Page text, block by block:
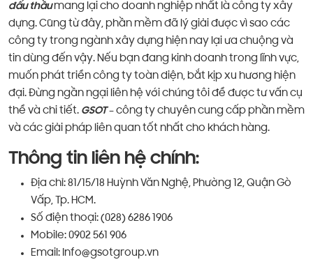
đấu thầumang lại cho doanh nghiệp nhất là công ty xây
dựng. Cũng từ đây, phần mềm đã lý giải được vì sao các
công ty trong ngành xây dựng hiện nay lại ưa chuộng và
tin dùng đến vậy. Nếu bạn đang kinh doanh trong lĩnh vực,
muốn phát triển công ty toàn diện, bắt kịp xu hương hiện
đại. Đừng ngần ngại liên hệ với chúng tôi để được tư vấn cụ
thể và chi tiết. GSOT– công ty chuyên cung cấp phần mềm
và các giải pháp liên quan tốt nhất cho khách hàng.
Thông tin liên hệ chính:
Địa chỉ: 81/15/18 Huỳnh Văn Nghệ, Phường 12, Quận Gò
Vấp, Tp. HCM.
Số điện thoại: (028) 6286 1906
Mobile: 0902 561 906
Email: Info@gsotgroup.vn